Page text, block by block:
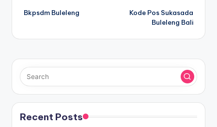
navigation
Bkpsdm Buleleng
Kode Pos Sukasada
Buleleng Bali
Recent Posts